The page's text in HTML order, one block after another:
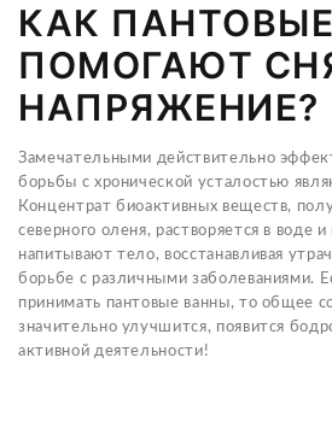
КАК
ПОМОГАЮТ
НАПРЯЖЕНИЕ?
Замечательными действительно
борьбы с хронической усталостью
Концентрат биоактивных веществ,
северного оленя, растворяется в воде
напитывают тело, восстанавливая
борьбе с различными заболеваниями.
принимать пантовые ванны, то общее
значительно улучшится, появится
активной деятельности!